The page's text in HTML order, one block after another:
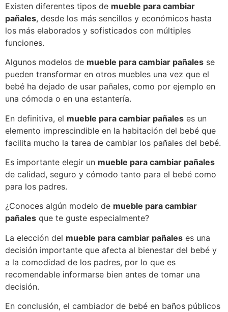
Existen diferentes tipos de mueble para cambiar
pañales, desde los más sencillos y económicos hasta
los más elaborados y sofisticados con múltiples
funciones.
Algunos modelos de mueble para cambiar pañales se
pueden transformar en otros muebles una vez que el
bebé ha dejado de usar pañales, como por ejemplo en
una cómoda o en una estantería.
En definitiva, el mueble para cambiar pañales es un
elemento imprescindible en la habitación del bebé que
facilita mucho la tarea de cambiar los pañales del bebé.
Es importante elegir un mueble para cambiar pañales
de calidad, seguro y cómodo tanto para el bebé como
para los padres.
¿Conoces algún modelo de mueble para cambiar
pañales que te guste especialmente?
La elección del mueble para cambiar pañales es una
decisión importante que afecta al bienestar del bebé y
a la comodidad de los padres, por lo que es
recomendable informarse bien antes de tomar una
decisión.
En conclusión, el cambiador de bebé en baños públicos